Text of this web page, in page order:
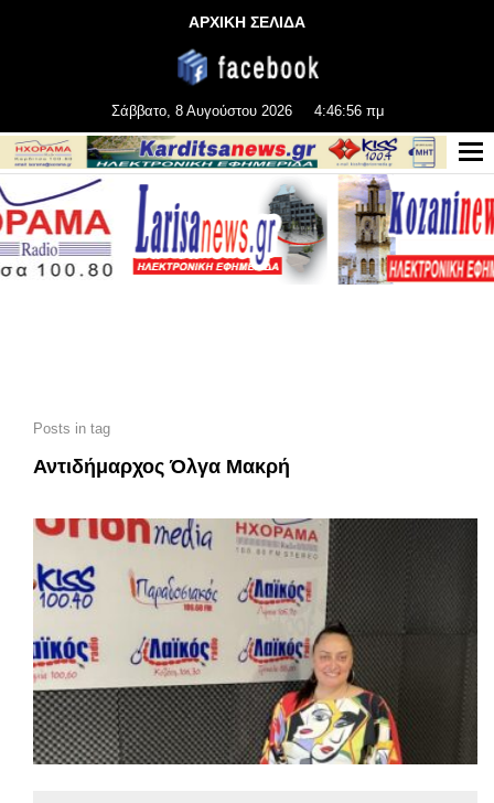
ΑΡΧΙΚΗ ΣΕΛΙΔΑ
Σάββατο, 8 Αυγούστου 2026 4:46:56 πμ
Posts in tag
Αντιδήμαρχος Όλγα Μακρή